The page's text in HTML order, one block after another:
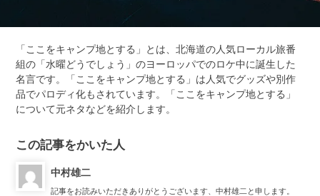
「ここをキャンプ地とする」とは、北海道の人気ローカル旅番
組の「水曜どうでしょう」のヨーロッパでのロケ中に誕生した
名言です。「ここをキャンプ地とする」は人気でグッズや別作
品でパロディ化もされています。「ここをキャンプ地とする」
について元ネタなどを紹介します。
この記事をかいた人
中村雄二
記事をお読みいただきありがとうございます、中村雄二と申します。